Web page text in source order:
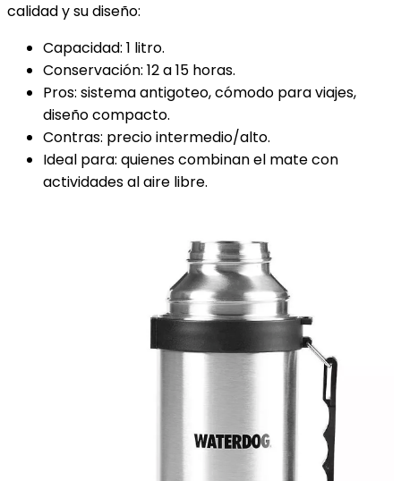
calidad y su diseño:
Capacidad: 1 litro.
Conservación: 12 a 15 horas.
Pros: sistema antigoteo, cómodo para viajes,
diseño compacto.
Contras: precio intermedio/alto.
Ideal para: quienes combinan el mate con
actividades al aire libre.